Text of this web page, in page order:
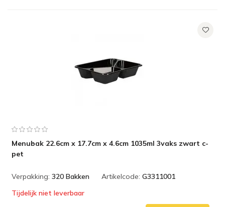
Menubak 22.6cm x 17.7cm x 4.6cm 1035ml 3vaks zwart c-
pet
Verpakking: 320 Bakken Artikelcode: G3311001
Tijdelijk niet leverbaar